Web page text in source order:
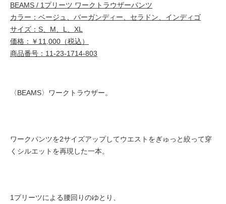
BEAMS / 1プリーツ ワークトラウザーパンツ
カラー：ベージュ、バーガンディー、セラドン、インディゴ
サイズ：S、M、L、XL
価格：￥11,000（税込）
商品番号：11-23-1714-803
〈BEAMS〉ワークトラウザー。
ワークパンツを2サイズアップしてウエストをぎゅっと絞って穿
くシルエットを再現した一本。
1プリーツによる腰回りのゆとり、